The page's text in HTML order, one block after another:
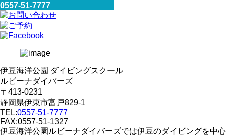
0557-51-7777
伊豆海洋公園 ダイビングスクール
ルビーナダイバーズ
〒413-0231
静岡県伊東市富戸829-1
TEL:0557-51-7777
FAX:0557-51-1327
伊豆海洋公園ルビーナダイバーズでは伊豆のダイビングを中心